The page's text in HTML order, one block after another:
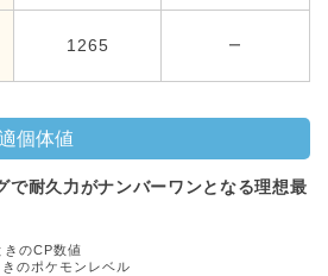
1265 ー
個体値
で耐久力がナンバーワンとなる理想最
のCP数値
のポケモンレベル